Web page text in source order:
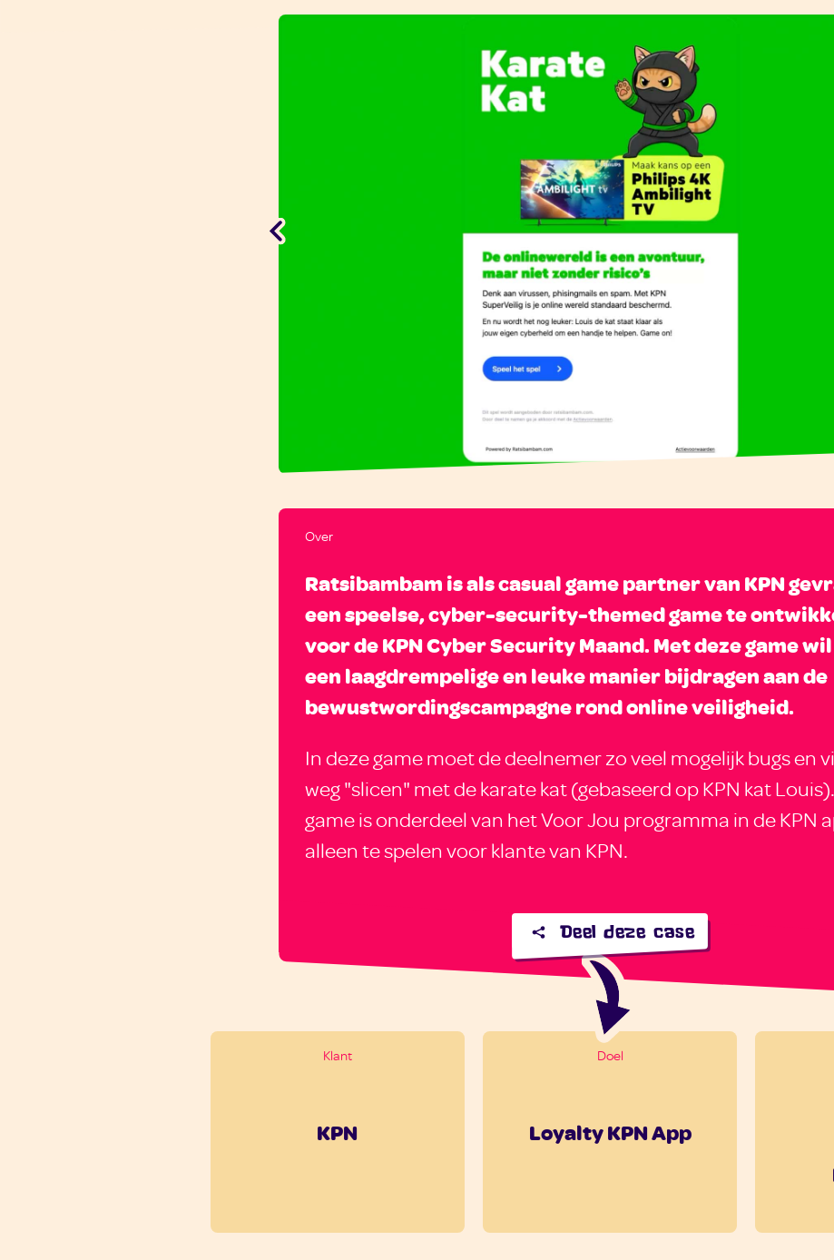
Over
Ratsibambam is als casual game partner van KPN
een speelse, cyber-security-themed game te
voor de KPN Cyber Security Maand. Met deze game wil
een laagdrempelige en leuke manier bijdragen aan de
bewustwordingscampagne rond online veiligheid.
In deze game moet de deelnemer zo veel mogelijk bugs en
weg "slicen" met de karate kat (gebaseerd op KPN kat
game is onderdeel van het Voor Jou programma in de KPN
alleen te spelen voor klante van KPN.
Deel deze case
Klant
KPN
Doel
Loyalty KPN App